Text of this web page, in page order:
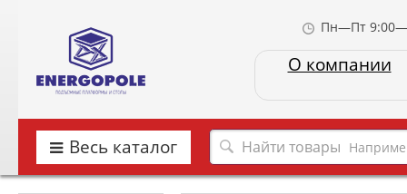
Пн—Пт
О компании
Весь каталог